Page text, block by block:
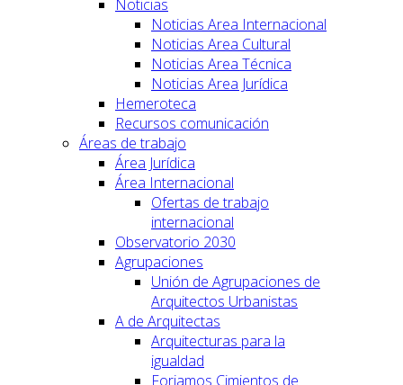
Noticias
Noticias Area Internacional
Noticias Area Cultural
Noticias Area Técnica
Noticias Area Jurídica
Hemeroteca
Recursos comunicación
Áreas de trabajo
Área Jurídica
Área Internacional
Ofertas de trabajo
internacional
Observatorio 2030
Agrupaciones
Unión de Agrupaciones de
Arquitectos Urbanistas
A de Arquitectas
Arquitecturas para la
igualdad
Forjamos Cimientos de